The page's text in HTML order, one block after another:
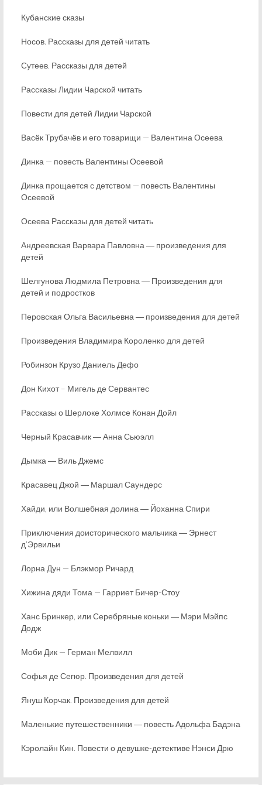
Кубанские сказы
Носов. Рассказы для детей читать
Сутеев. Рассказы для детей
Рассказы Лидии Чарской читать
Повести для детей Лидии Чарской
Васёк Трубачёв и его товарищи — Валентина Осеева
Динка — повесть Валентины Осеевой
Динка прощается с детством — повесть Валентины
Осеевой
Осеева Рассказы для детей читать
Андреевская Варвара Павловна ― произведения для
детей
Шелгунова Людмила Петровна ― Произведения для
детей и подростков
Перовская Ольга Васильевна ― произведения для детей
Произведения Владимира Короленко для детей
Робинзон Крузо Даниель Дефо
Дон Кихот – Мигель де Сервантес
Рассказы о Шерлоке Холмсе Конан Дойл
Черный Красавчик ― Анна Сьюэлл
Дымка ― Виль Джемс
Красавец Джой ― Маршал Саундерс
Хайди, или Волшебная долина ― Йоханна Спири
Приключения доисторического мальчика ― Эрнест
д’Эрвильи
Лорна Дун — Блэкмор Ричард
Хижина дяди Тома — Гарриет Бичер-Стоу
Ханс Бринкер, или Серебряные коньки ― Мэри Мэйпс
Додж
Моби Дик — Герман Мелвилл
Софья де Сегюр. Произведения для детей
Януш Корчак. Произведения для детей
Маленькие путешественники ― повесть Адольфа Бадэна
Кэролайн Кин. Повести о девушке-детективе Нэнси Дрю